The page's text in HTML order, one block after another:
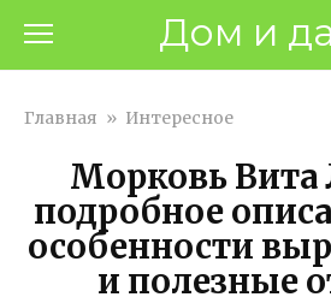
контенту
Дом и
Главная » Интересное
Морковь Вита
подробное
особенности
и полезные